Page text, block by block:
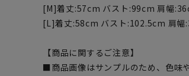
[M]着丈:57cm バスト:99cm 肩幅
[L]着丈:58cm バスト:102.5cm 肩
【商品に関するご注意】
■商品画像はサンプルのため、色味